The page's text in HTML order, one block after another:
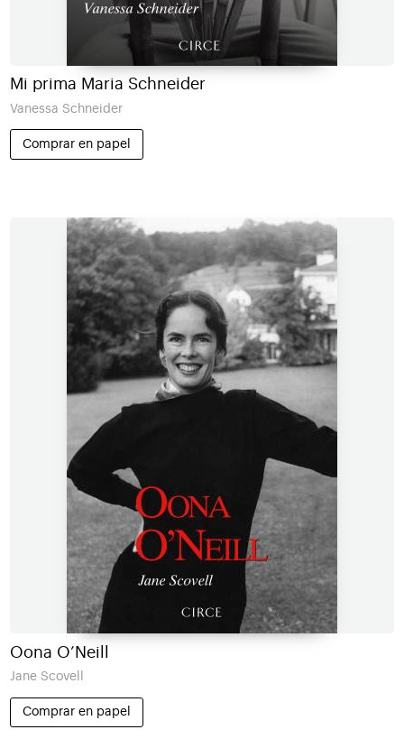
Mi prima Maria Schneider
Vanessa Schneider
Comprar en papel
Oona O’Neill
Jane Scovell
Comprar en papel